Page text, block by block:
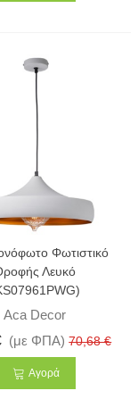
Φωτιστικό
Λευκό
Aca Decor
(με ΦΠΑ) 70,68 €
Αγορά